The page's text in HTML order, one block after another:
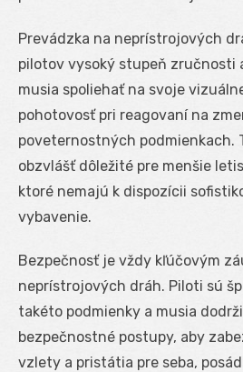
Prevádzka na neprístrojových
pilotov vysoký stupeň zručnosti
musia spoliehať na svoje
pohotovosť pri reagovaní na
poveternostných podmienkach.
obzvlášť dôležité pre menšie
ktoré nemajú k dispozícii
vybavenie.
Bezpečnosť je vždy kľúčovým
neprístrojových dráh. Piloti sú
takéto podmienky a musia
bezpečnostné postupy, aby
vzlety a pristátia pre seba,